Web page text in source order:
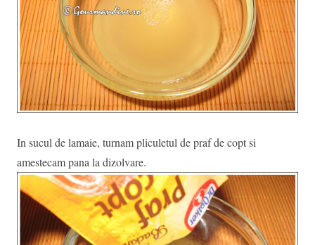
In sucul de lamaie, turnam pliculetul de praf de copt si
amestecam pana la dizolvare.